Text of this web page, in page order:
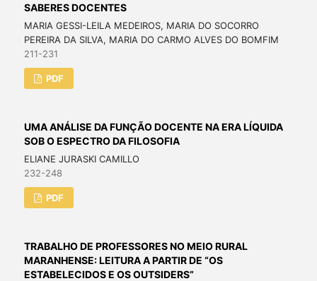
SABERES DOCENTES
MARIA GESSI-LEILA MEDEIROS, MARIA DO SOCORRO
PEREIRA DA SILVA, MARIA DO CARMO ALVES DO BOMFIM
211-231
PDF
UMA ANÁLISE DA FUNÇÃO DOCENTE NA ERA LÍQUIDA
SOB O ESPECTRO DA FILOSOFIA
ELIANE JURASKI CAMILLO
232-248
PDF
TRABALHO DE PROFESSORES NO MEIO RURAL
MARANHENSE: LEITURA A PARTIR DE “OS
ESTABELECIDOS E OS OUTSIDERS”